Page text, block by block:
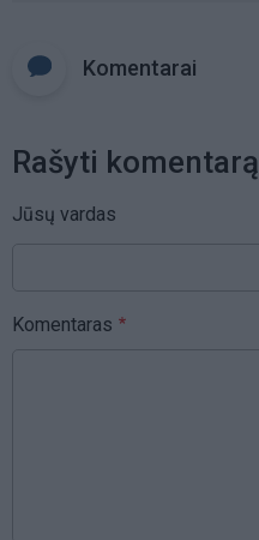
Komentarai
Rašyti komentarą
Jūsų vardas
Komentaras